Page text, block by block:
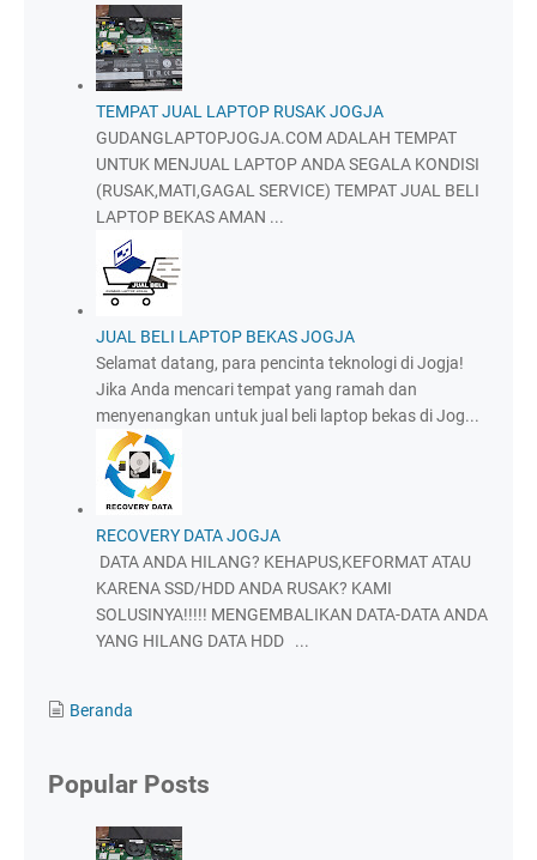
TEMPAT JUAL LAPTOP RUSAK JOGJA
GUDANGLAPTOPJOGJA.COM ADALAH TEMPAT
UNTUK MENJUAL LAPTOP ANDA SEGALA KONDISI
(RUSAK,MATI,GAGAL SERVICE) TEMPAT JUAL BELI
LAPTOP BEKAS AMAN ...
JUAL BELI LAPTOP BEKAS JOGJA
Selamat datang, para pencinta teknologi di Jogja!
Jika Anda mencari tempat yang ramah dan
menyenangkan untuk jual beli laptop bekas di Jog...
RECOVERY DATA JOGJA
DATA ANDA HILANG? KEHAPUS,KEFORMAT ATAU
KARENA SSD/HDD ANDA RUSAK? KAMI
SOLUSINYA!!!!! MENGEMBALIKAN DATA-DATA ANDA
YANG HILANG DATA HDD ...
Beranda
Popular Posts